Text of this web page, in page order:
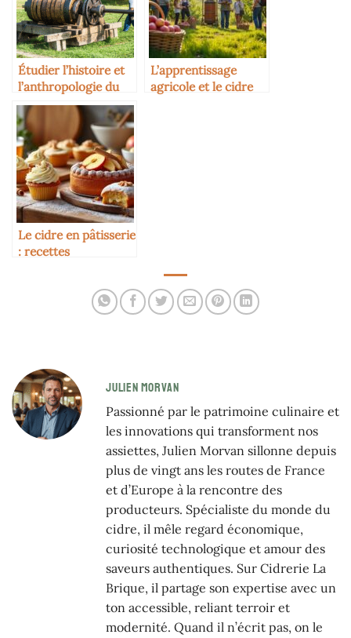
Étudier l’histoire et
l’anthropologie du
cidre
L’apprentissage
agricole et le cidre
Le cidre en pâtisserie
: recettes
JULIEN MORVAN
Passionné par le patrimoine culinaire et
les innovations qui transforment nos
assiettes, Julien Morvan sillonne depuis
plus de vingt ans les routes de France
et d’Europe à la rencontre des
producteurs. Spécialiste du monde du
cidre, il mêle regard économique,
curiosité technologique et amour des
saveurs authentiques. Sur Cidrerie La
Brique, il partage son expertise avec un
ton accessible, reliant terroir et
modernité. Quand il n’écrit pas, on le